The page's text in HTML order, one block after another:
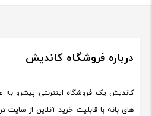
درباره فروشگاه کاندیش
کاندیش یک فروشگاه اینترنتی پیشرو به
های بانه با قابلیت خرید آنلاین از سایت